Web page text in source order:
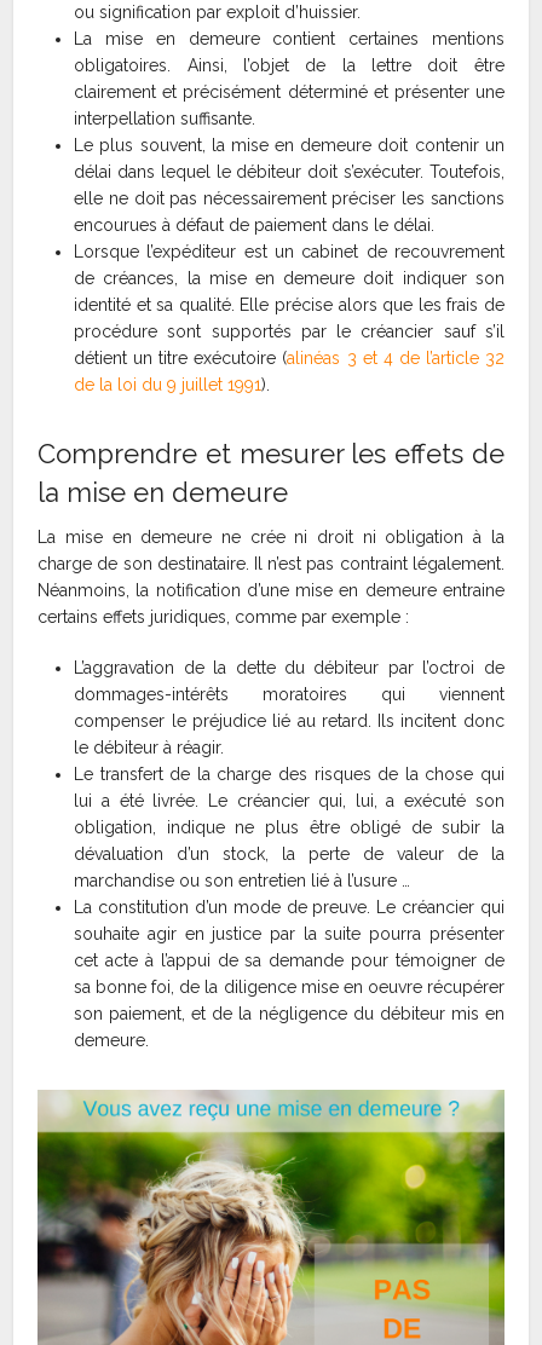
ou signification par exploit d’huissier.
La mise en demeure contient certaines mentions
obligatoires. Ainsi, l’objet de la lettre doit être
clairement et précisément déterminé et présenter une
interpellation suffisante.
Le plus souvent, la mise en demeure doit contenir un
délai dans lequel le débiteur doit s’exécuter. Toutefois,
elle ne doit pas nécessairement préciser les sanctions
encourues à défaut de paiement dans le délai.
Lorsque l’expéditeur est un cabinet de recouvrement
de créances, la mise en demeure doit indiquer son
identité et sa qualité. Elle précise alors que les frais de
procédure sont supportés par le créancier sauf s’il
détient un titre exécutoire (alinéas 3 et 4 de l’article 32
de la loi du 9 juillet 1991).
Comprendre et mesurer les effets de
la mise en demeure
La mise en demeure ne crée ni droit ni obligation à la
charge de son destinataire. Il n’est pas contraint légalement.
Néanmoins, la notification d’une mise en demeure entraine
certains effets juridiques, comme par exemple :
L’aggravation de la dette du débiteur par l’octroi de
dommages-intérêts moratoires qui viennent
compenser le préjudice lié au retard. Ils incitent donc
le débiteur à réagir.
Le transfert de la charge des risques de la chose qui
lui a été livrée. Le créancier qui, lui, a exécuté son
obligation, indique ne plus être obligé de subir la
dévaluation d’un stock, la perte de valeur de la
marchandise ou son entretien lié à l’usure …
La constitution d’un mode de preuve. Le créancier qui
souhaite agir en justice par la suite pourra présenter
cet acte à l’appui de sa demande pour témoigner de
sa bonne foi, de la diligence mise en oeuvre récupérer
son paiement, et de la négligence du débiteur mis en
demeure.